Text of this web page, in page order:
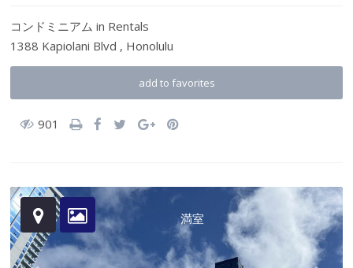
コンドミニアム in Rentals
1388 Kapiolani Blvd , Honolulu
add to favorites
901
満室